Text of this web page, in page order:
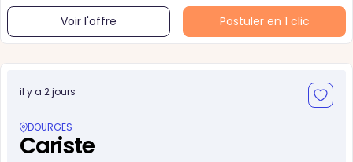
Voir l'offre Postuler en 1 clic
il y a 2 jours
DOURGES
Cariste